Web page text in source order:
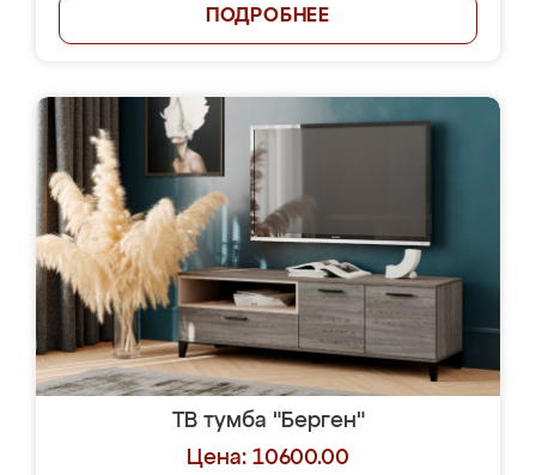
ПОДРОБНЕЕ
ТВ тумба "Берген"
Цена: 10600.00